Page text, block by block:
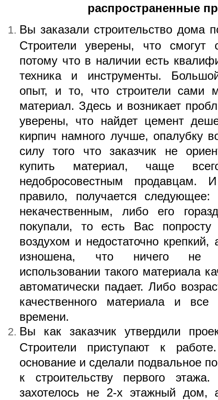
распространенные
Вы заказали строительство дома
Строители уверены, что смогут
потому что в наличии есть
техника и инструменты.
опыт, и то, что строители сами
материал. Здесь и возникает
уверены, что найдет цемент
кирпич намного лучше, опалубку
силу того что заказчик не
купить материал, чаще
недобросовестным продавцам.
правило, получается следующее:
некачественным, либо его
покупали, то есть Вас
воздухом и недостаточно крепкий,
изношена, что ничего не
использовании такого материала
автоматически падает. Либо
качественного материала и все
времени.
Вы как заказчик утвердили
Строители приступают к
основание и сделали подвальное
к строительству первого
захотелось не 2-х этажный